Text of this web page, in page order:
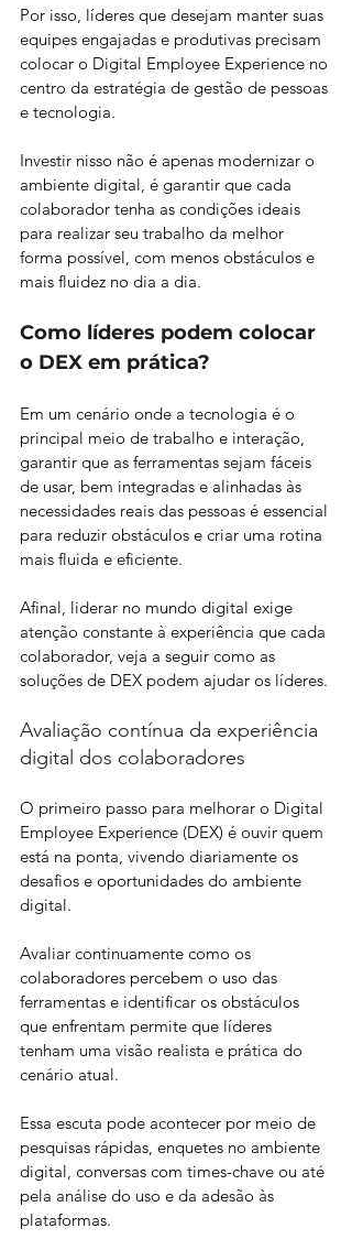
Por isso, líderes que desejam manter suas
equipes engajadas e produtivas precisam
colocar o Digital Employee Experience no
centro da estratégia de gestão de pessoas
e tecnologia.
Investir nisso não é apenas modernizar o
ambiente digital, é garantir que cada
colaborador tenha as condições ideais
para realizar seu trabalho da melhor
forma possível, com menos obstáculos e
mais fluidez no dia a dia.
Como líderes podem colocar
o DEX em prática?
Em um cenário onde a tecnologia é o
principal meio de trabalho e interação,
garantir que as ferramentas sejam fáceis
de usar, bem integradas e alinhadas às
necessidades reais das pessoas é essencial
para reduzir obstáculos e criar uma rotina
mais fluida e eficiente.
Afinal, liderar no mundo digital exige
atenção constante à experiência que cada
colaborador, veja a seguir como as
soluções de DEX podem ajudar os líderes.
Avaliação contínua da experiência
digital dos colaboradores
O primeiro passo para melhorar o Digital
Employee Experience (DEX) é ouvir quem
está na ponta, vivendo diariamente os
desafios e oportunidades do ambiente
digital.
Avaliar continuamente como os
colaboradores percebem o uso das
ferramentas e identificar os obstáculos
que enfrentam permite que líderes
tenham uma visão realista e prática do
cenário atual.
Essa escuta pode acontecer por meio de
pesquisas rápidas, enquetes no ambiente
digital, conversas com times-chave ou até
pela análise do uso e da adesão às
plataformas.